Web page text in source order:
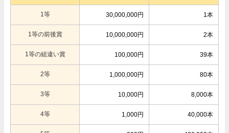
1等 30,000,000円 1本
1等の前後賞 10,000,000円 2本
1等の組違い賞 100,000円 39本
2等 1,000,000円 80本
3等 10,000円 8,000本
4等 1,000円 40,000本